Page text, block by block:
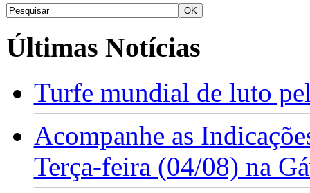
Últimas Notícias
Turfe mundial de luto
Acompanhe as
Terça-feira (04/08) na